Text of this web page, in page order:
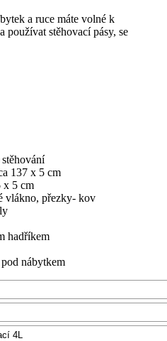
a ruce máte volné k
používat stěhovací pásy, se
137 x 5 cm
x 5 cm
vlákno, přezky- kov
hadříkem
nábytkem